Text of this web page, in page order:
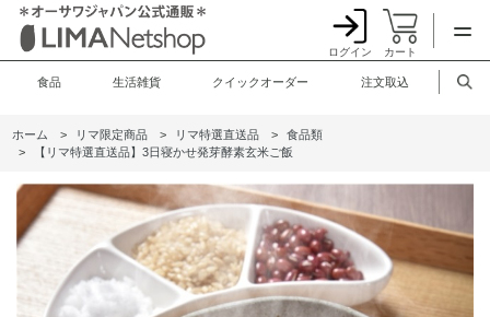
ログイン カート
食品 生活雑貨 クイックオーダー 注文取込
ホーム > リマ限定商品 > リマ特選直送品 >
食品類
>
【リマ特選直送品】3日寝かせ発芽酵素玄米ご飯